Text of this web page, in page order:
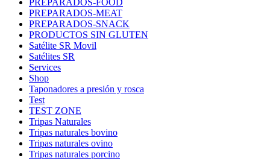
PREPARADOS-MEAT
PREPARADOS-SNACK
PRODUCTOS SIN GLUTEN
Satélite SR Movil
Satélites SR
Services
Shop
Taponadores a presión y rosca
Test
TEST ZONE
Tripas Naturales
Tripas naturales bovino
Tripas naturales ovino
Tripas naturales porcino